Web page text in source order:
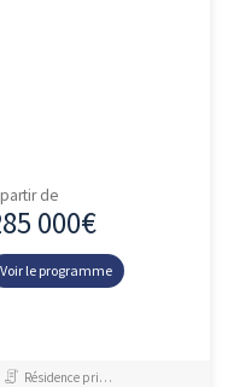
de
000€
Voir le programme
Résidence principale / PTZ, Investissement et Défiscalisation